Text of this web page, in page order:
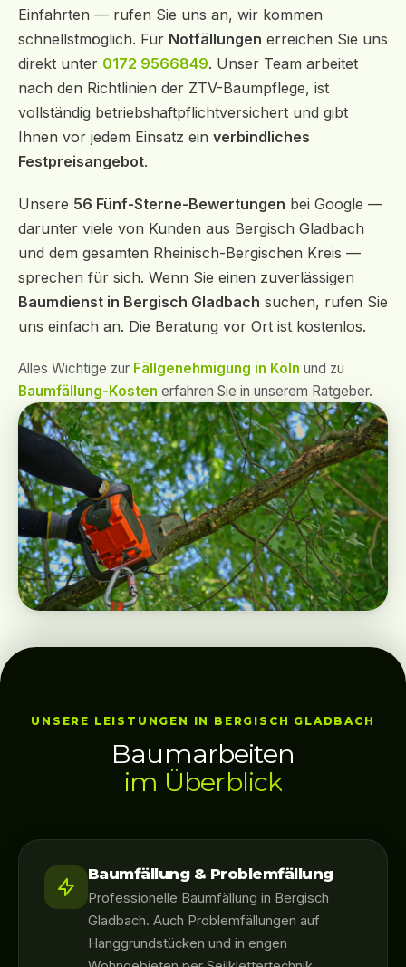
Einfahrten — rufen Sie uns an, wir kommen
schnellstmöglich. Für Notfällungen erreichen Sie uns
direkt unter 0172 9566849. Unser Team arbeitet
nach den Richtlinien der ZTV-Baumpflege, ist
vollständig betriebshaftpflichtversichert und gibt
Ihnen vor jedem Einsatz ein verbindliches
Festpreisangebot.
Unsere 56 Fünf-Sterne-Bewertungen bei Google —
darunter viele von Kunden aus Bergisch Gladbach
und dem gesamten Rheinisch-Bergischen Kreis —
sprechen für sich. Wenn Sie einen zuverlässigen
Baumdienst in Bergisch Gladbach suchen, rufen Sie
uns einfach an. Die Beratung vor Ort ist kostenlos.
Alles Wichtige zur Fällgenehmigung in Köln und zu
Baumfällung-Kosten erfahren Sie in unserem Ratgeber.
UNSERE LEISTUNGEN IN BERGISCH GLADBACH
Baumarbeiten
im Überblick
Baumfällung & Problemfällung
Professionelle Baumfällung in Bergisch
Gladbach. Auch Problemfällungen auf
Hanggrundstücken und in engen